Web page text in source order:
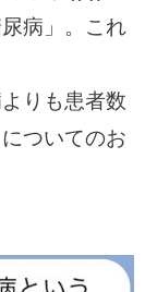
病」。これ
りも患者数
ついてのお